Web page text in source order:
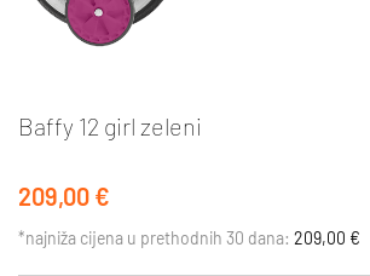
Baffy 12 girl zeleni
209,00 €
*najniža cijena u prethodnih 30 dana: 209,00 €